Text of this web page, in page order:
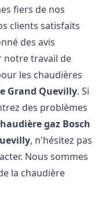
fiers de nos
clients satisfaits
des avis
notre travail de
les chaudières
Grand Quevilly. Si
des problèmes
gaz Bosch
, n'hésitez pas
Nous sommes
la chaudière